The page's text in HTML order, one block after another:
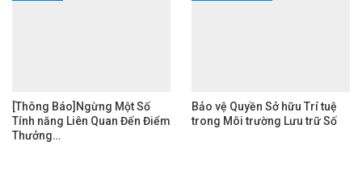
[Thông Báo]Ngừng Một Số
Tính năng Liên Quan Đến Điểm
Thưởng…
Bảo vệ Quyền Sở hữu Trí tuệ
trong Môi trường Lưu trữ Số